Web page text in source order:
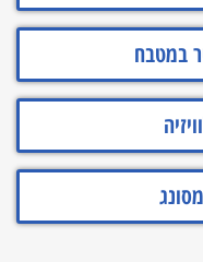
במטבח